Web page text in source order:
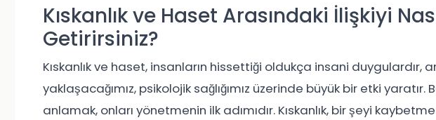
Kıskanlık ve Haset Arasındaki İlişkiyi
Getirirsiniz?
Kıskanlık ve haset, insanların hissettiği oldukça insani duygulardır,
yaklaşacağımız, psikolojik sağlığımız üzerinde büyük bir etki yaratır.
anlamak, onları yönetmenin ilk adımıdır. Kıskanlık, bir şeyi